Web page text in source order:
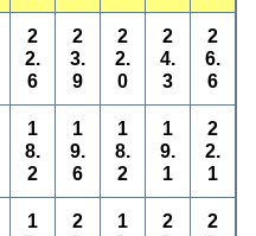
2
2.
6
2
3.
9
2
2.
0
2
4.
3
2
6.
6
1
8.
2
1
9.
6
1
8.
2
1
9.
1
2
2.
1
1
2
1
2
2